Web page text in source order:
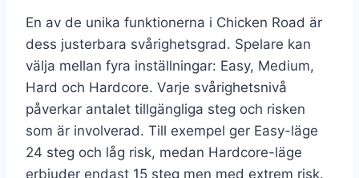
En av de unika funktionerna i Chicken Road är
dess justerbara svårighetsgrad. Spelare kan
välja mellan fyra inställningar: Easy, Medium,
Hard och Hardcore. Varje svårighetsnivå
påverkar antalet tillgängliga steg och risken
som är involverad. Till exempel ger Easy-läge
24 steg och låg risk, medan Hardcore-läge
erbjuder endast 15 steg men med extrem risk.